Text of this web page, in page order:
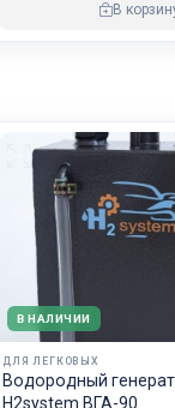
В
В НАЛИЧИИ
ДЛЯ ЛЕГКОВЫХ
Водородный
H2system ВГА-90